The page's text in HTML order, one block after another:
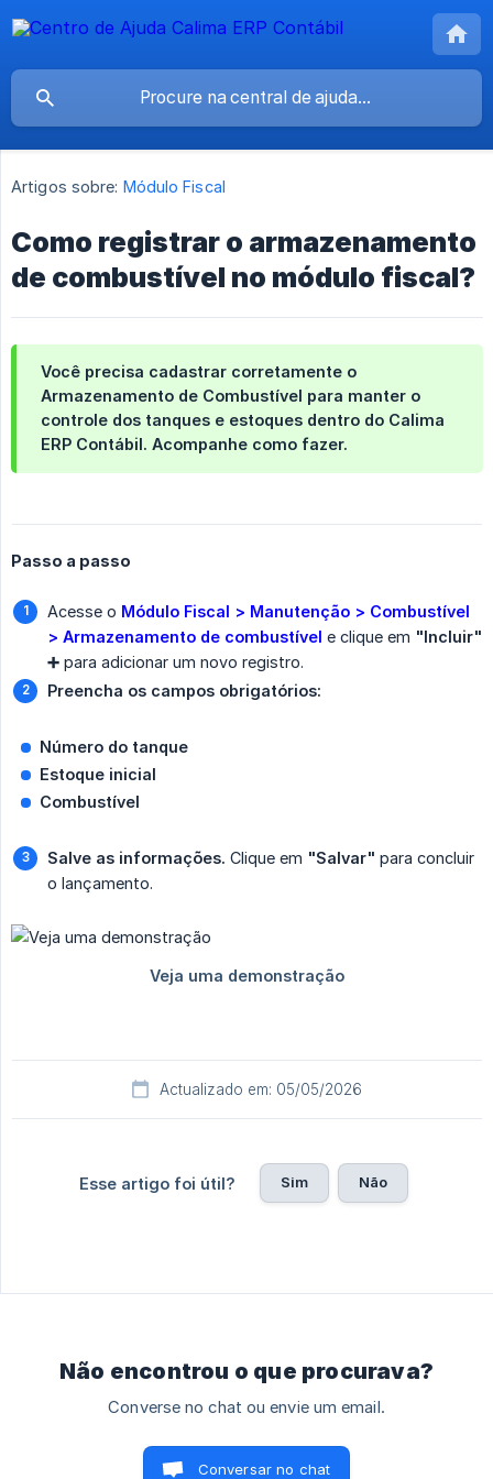
Artigos sobre: Módulo Fiscal
Como registrar o armazenamento
de combustível no módulo fiscal?
Você precisa cadastrar corretamente o
Armazenamento de Combustível para manter o
controle dos tanques e estoques dentro do Calima
ERP Contábil. Acompanhe como fazer.
Passo a passo
Acesse o Módulo Fiscal > Manutenção > Combustível
> Armazenamento de combustível e clique em "Incluir"
➕ para adicionar um novo registro.
Preencha os campos obrigatórios:
Número do tanque
Estoque inicial
Combustível
Salve as informações. Clique em "Salvar" para concluir
o lançamento.
Actualizado em: 05/05/2026
Esse artigo foi útil? Sim Não
Não encontrou o que procurava?
Converse no chat ou envie um email.
Conversar no chat